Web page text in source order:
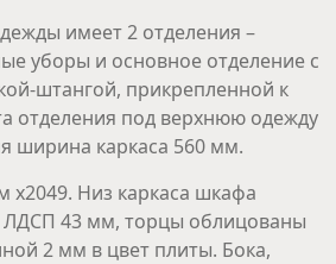
имеет 2 отделения –
уборы и основное отделение с
штангой, прикрепленной к
отделения под верхнюю одежду
ширина каркаса 560 мм.
х2049. Низ каркаса шкафа
ЛДСП 43 мм, торцы облицованы
2 мм в цвет плиты. Бока,